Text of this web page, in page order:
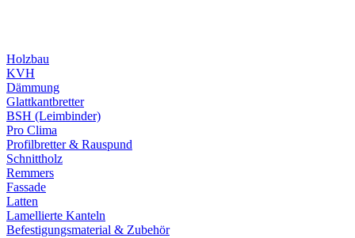
Holzbau
KVH
Dämmung
Glattkantbretter
BSH (Leimbinder)
Pro Clima
Profilbretter & Rauspund
Schnittholz
Remmers
Fassade
Latten
Lamellierte Kanteln
Befestigungsmaterial & Zubehör